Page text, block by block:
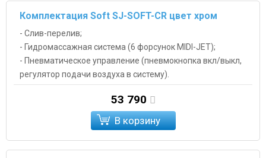
Комплектация Soft SJ-SOFT-CR цвет хром
- Слив-перелив;
- Гидромассажная система (6 форсунок MIDI-JET);
- Пневматическое управление (пневмокнопка вкл/выкл,
регулятор подачи воздуха в систему).
53 790
В корзину